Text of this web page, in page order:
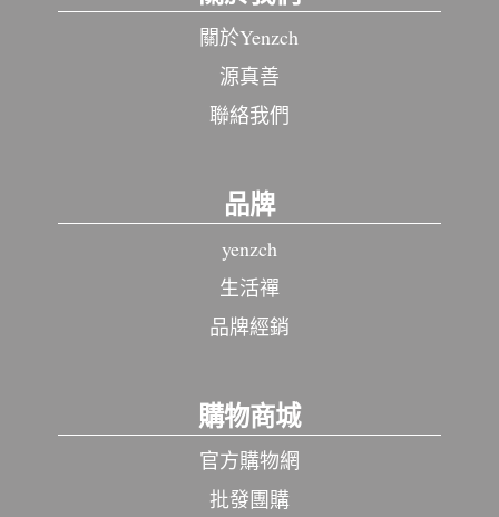
關於Yenzch
源真善
聯絡我們
品牌
yenzch
生活禪
品牌經銷
購物商城
官方購物網
批發團購